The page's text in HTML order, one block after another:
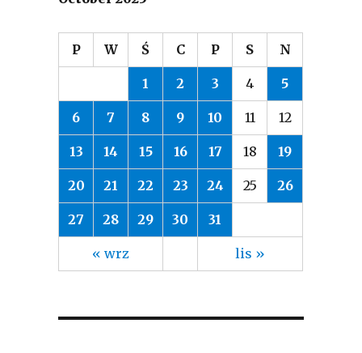
P W Ś C P S N
« wrz lis »
1 2 3 4 5
6 7 8 9 10 11 12
13 14 15 16 17 18 19
20 21 22 23 24 25 26
27 28 29 30 31